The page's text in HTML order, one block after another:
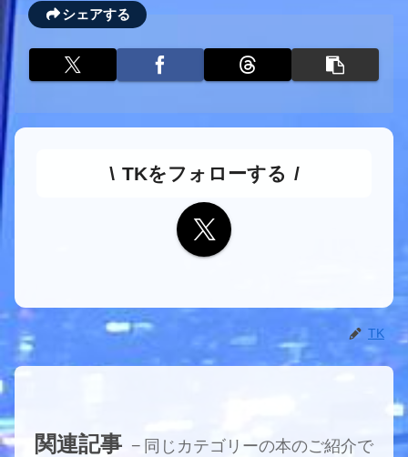
シェアする
TKをフォローする
TK
関連記事
同じカテゴリーの本のご紹介で